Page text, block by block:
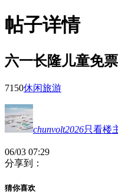
帖子详情
六一长隆儿童免票
7150休闲旅游
chunvolt2026只看楼
06/03 07:29
分享到：
猜你喜欢